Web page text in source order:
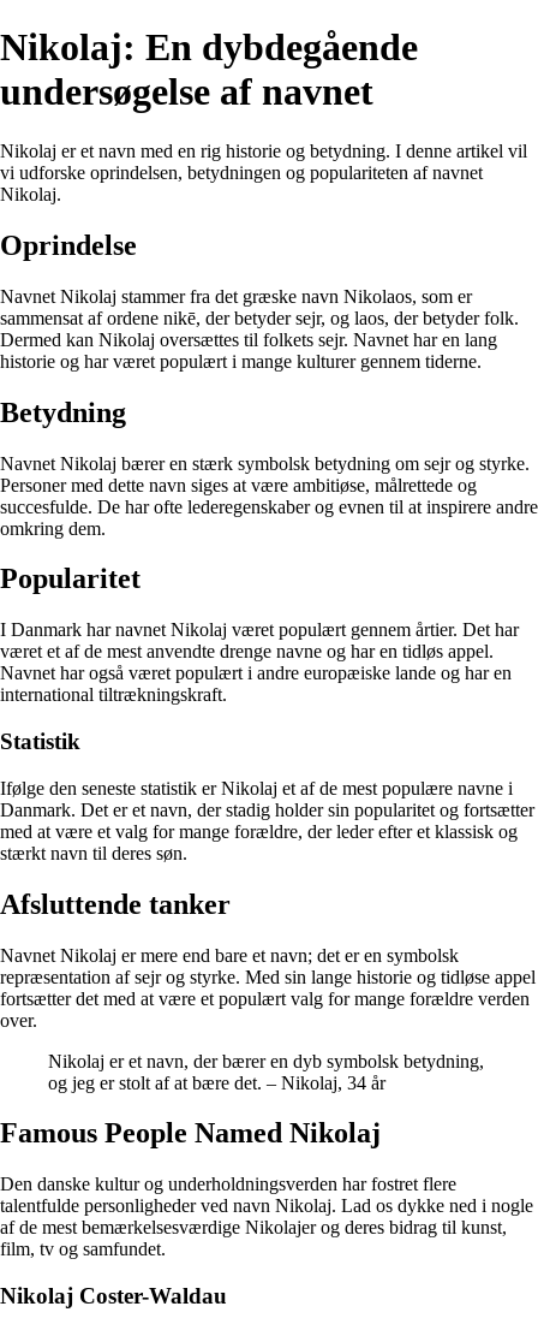
Nikolaj: En dybdegående
undersøgelse af navnet
Nikolaj er et navn med en rig historie og betydning. I denne artikel vil
vi udforske oprindelsen, betydningen og populariteten af navnet
Nikolaj.
Oprindelse
Navnet Nikolaj stammer fra det græske navn Nikolaos, som er
sammensat af ordene nikē, der betyder sejr, og laos, der betyder folk.
Dermed kan Nikolaj oversættes til folkets sejr. Navnet har en lang
historie og har været populært i mange kulturer gennem tiderne.
Betydning
Navnet Nikolaj bærer en stærk symbolsk betydning om sejr og styrke.
Personer med dette navn siges at være ambitiøse, målrettede og
succesfulde. De har ofte lederegenskaber og evnen til at inspirere andre
omkring dem.
Popularitet
I Danmark har navnet Nikolaj været populært gennem årtier. Det har
været et af de mest anvendte drenge navne og har en tidløs appel.
Navnet har også været populært i andre europæiske lande og har en
international tiltrækningskraft.
Statistik
Ifølge den seneste statistik er Nikolaj et af de mest populære navne i
Danmark. Det er et navn, der stadig holder sin popularitet og fortsætter
med at være et valg for mange forældre, der leder efter et klassisk og
stærkt navn til deres søn.
Afsluttende tanker
Navnet Nikolaj er mere end bare et navn; det er en symbolsk
repræsentation af sejr og styrke. Med sin lange historie og tidløse appel
fortsætter det med at være et populært valg for mange forældre verden
over.
Nikolaj er et navn, der bærer en dyb symbolsk betydning,
og jeg er stolt af at bære det. – Nikolaj, 34 år
Famous People Named Nikolaj
Den danske kultur og underholdningsverden har fostret flere
talentfulde personligheder ved navn Nikolaj. Lad os dykke ned i nogle
af de mest bemærkelsesværdige Nikolajer og deres bidrag til kunst,
film, tv og samfundet.
Nikolaj Coster-Waldau